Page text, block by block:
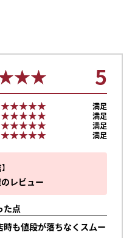
レビュー
た点
も値段が落ちなくスムー
5
★★★★★
★★★★★
満足
★★★★★
★★★★★
満足
★★★★★
★★★★★
満足
★★★★★
★★★★★ 満足